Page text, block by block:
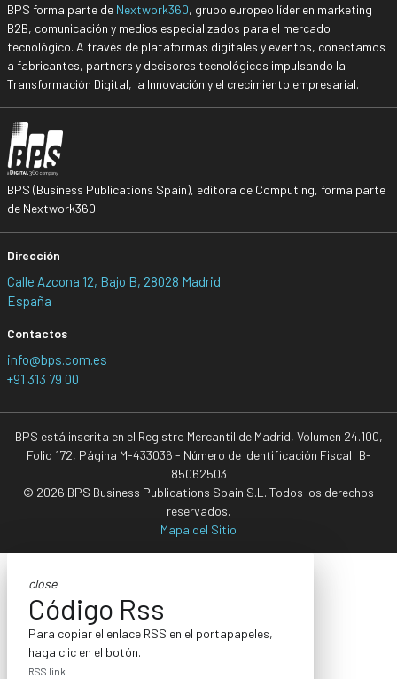
BPS forma parte de Nextwork360, grupo europeo líder en marketing
B2B, comunicación y medios especializados para el mercado
tecnológico. A través de plataformas digitales y eventos, conectamos
a fabricantes, partners y decisores tecnológicos impulsando la
Transformación Digital, la Innovación y el crecimiento empresarial.
BPS (Business Publications Spain), editora de Computing, forma parte
de Nextwork360.
Dirección
Calle Azcona 12, Bajo B, 28028 Madrid
España
Contactos
info@bps.com.es
+91 313 79 00
BPS está inscrita en el Registro Mercantil de Madrid, Volumen 24.100,
Folio 172, Página M-433036 - Número de Identificación Fiscal: B-
85062503
© 2026 BPS Business Publications Spain S.L. Todos los derechos
reservados.
Mapa del Sitio
close
Código Rss
Para copiar el enlace RSS en el portapapeles,
haga clic en el botón.
RSS link